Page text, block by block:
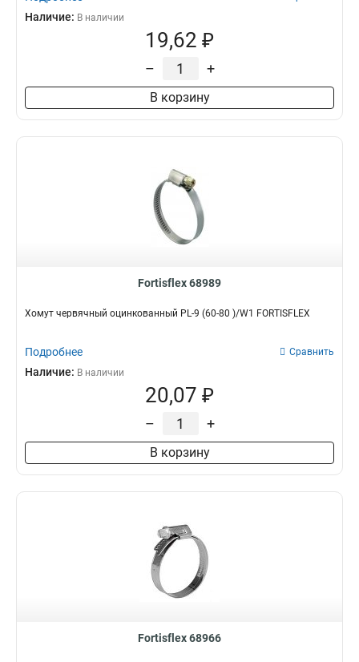
Наличие: В наличии
19,62 ₽
– +
В корзину
Fortisflex 68989
Хомут червячный оцинкованный PL-9 (60-80 )/W1 FORTISFLEX
Подробнее Сравнить
Наличие: В наличии
20,07 ₽
– +
В корзину
Fortisflex 68966